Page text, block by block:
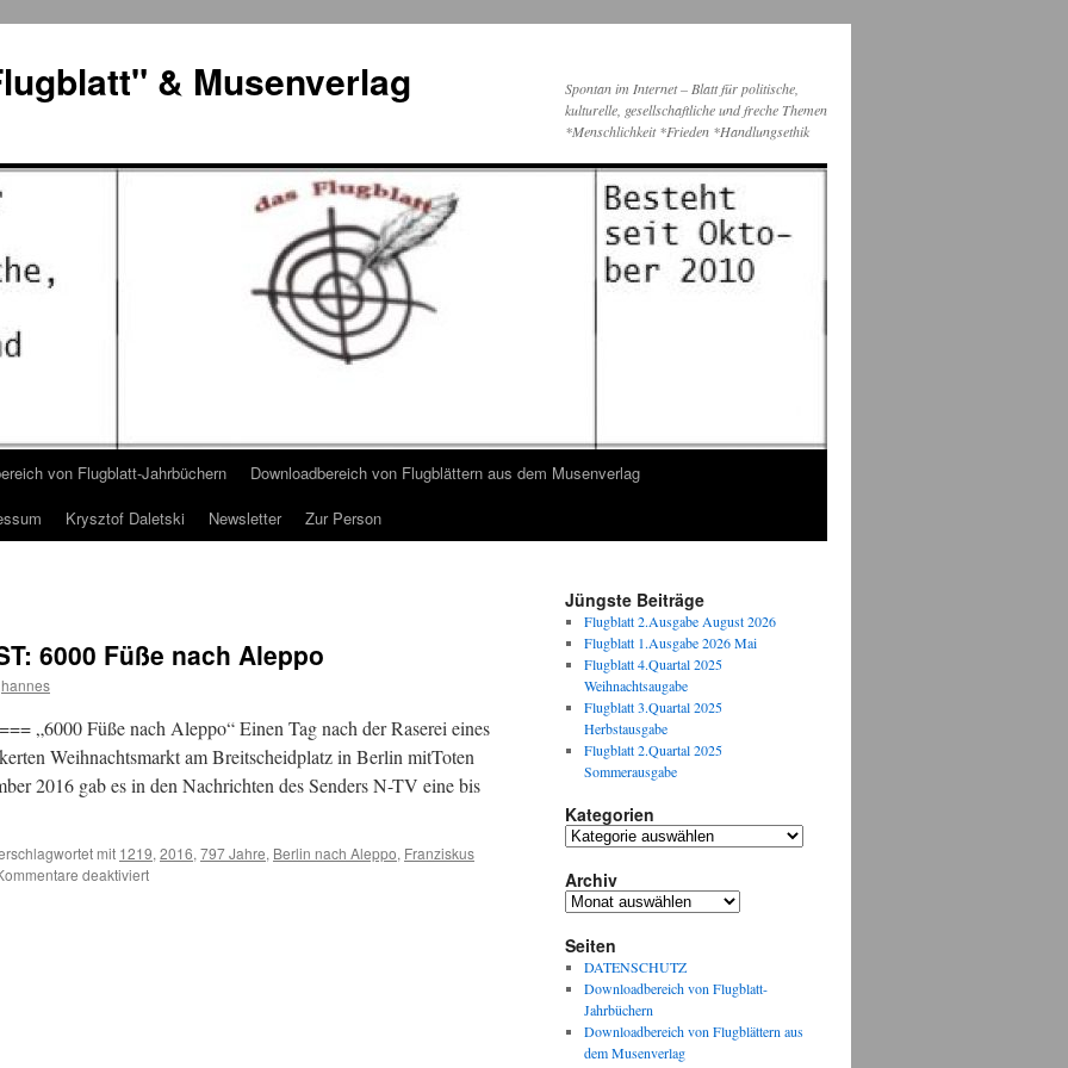
& Musenverlag
Spontan im Internet – Blatt für politische,
kulturelle, gesellschaftliche und freche Themen
*Menschlichkeit *Frieden *Handlungsethik
von Flugblatt-Jahrbüchern
Downloadbereich von Flugblättern aus dem Musenverlag
Krysztof Daletski Newsletter Zur Person
6000 Füße nach Aleppo
hannes
„6000 Füße nach Aleppo“ Einen Tag nach der Raserei eines
Weihnachtsmarkt am Breitscheidplatz in Berlin mitToten
2016 gab es in den Nachrichten des Senders N-TV eine bis
mit 1219, 2016, 797 Jahre, Berlin nach Aleppo, Franziskus
deaktiviertfür
Jüngste Beiträge
Flugblatt 2.Ausgabe August 2026
Flugblatt 1.Ausgabe 2026 Mai
Flugblatt 4.Quartal 2025
Weihnachtsaugabe
Flugblatt 3.Quartal 2025
Herbstausgabe
Flugblatt 2.Quartal 2025
Sommerausgabe
Kategorien
Kategorien
Archiv
Archiv
Seiten
DATENSCHUTZ
Downloadbereich von Flugblatt-
Jahrbüchern
Downloadbereich von Flugblättern aus
dem Musenverlag